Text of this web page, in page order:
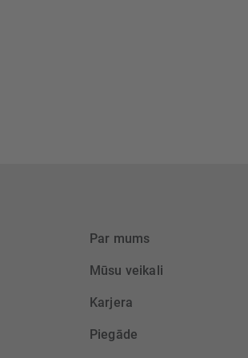
Par mums
Mūsu veikali
Karjera
Piegāde